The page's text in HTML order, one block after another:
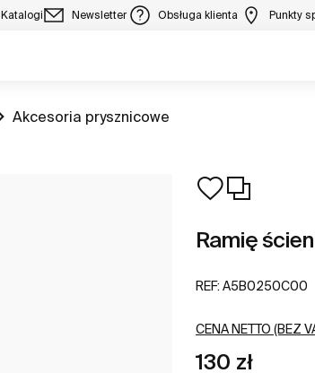
Katalogi Newsletter Obsługa klienta Punkty
Zobacz
Akcesoria prysznicowe
Ramię
REF: A5B0250C00
CENA NETTO (BEZ
130 zł